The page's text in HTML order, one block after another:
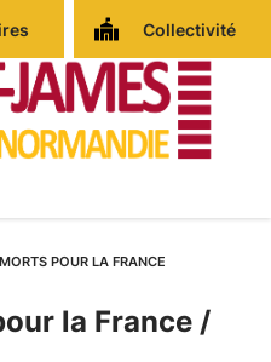
Collectivité
POUR LA FRANCE
la France /